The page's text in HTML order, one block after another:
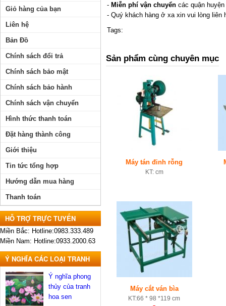
- Miễn phí vận chuyển các quận
- Quý khách hàng ở xa xin vui lòng
Tags:
Sản phẩm cùng chuyên mục
Máy tán đinh rỗng
KT: cm
Máy cắt ván bìa
KT:66 * 98 *119 cm
Giỏ hàng của bạn
Liên hệ
Bản Đồ
Chính sách đổi trả
Chính sách bảo mật
Chính sách bảo hành
Chính sách vận chuyển
Hình thức thanh toán
Đặt hàng thành công
Giới thiệu
Tin tức tổng hợp
Hướng dẫn mua hàng
Thanh toán
HỖ TRỢ TRỰC TUYẾN
Miền Bắc: Hotline:0983.333.489
Miền Nam: Hotline:0933.2000.63
Ý NGHĨA CÁC LOẠI TRANH
Ý nghĩa phong
thủy của tranh
hoa sen